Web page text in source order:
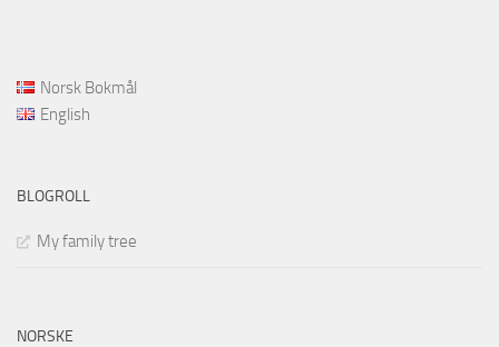
Norsk Bokmål
English
BLOGROLL
My family tree
NORSKE